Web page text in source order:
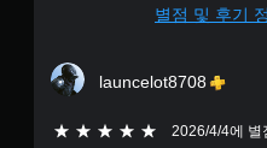
별점 및 후기
launcelot8708
5개 별 중 5개 별2026/4/4에 별